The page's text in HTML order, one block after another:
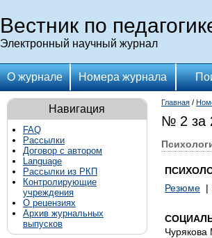
Вестник по
Электронный научный журнал
О журнале Номера журнала
Навигация
FAQ
Рассылки
Договор с автором
Language
Рассылки из РКП
Контролирующие
учреждения
О рецензиях
Архив журнальных
выпусков
Главная /
№ 2 за
Резюме |
Чурякова